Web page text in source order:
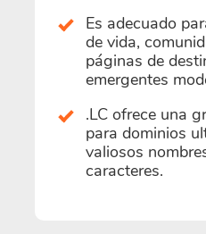
Es adecuado
de vida,
páginas de
emergentes
.LC ofrece una
para dominios
valiosos
caracteres.